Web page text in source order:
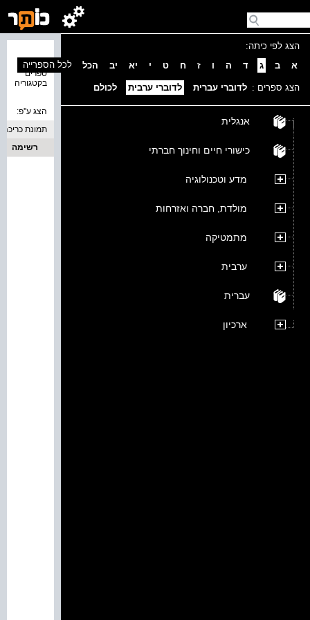
הצג לפי כיתה:
א
ב ג ד ה ו ז ח ט י יא יב הכל
הצג ספרים : לדוברי עברית לדוברי ערבית לכולם
אנגלית
כישורי חיים וחינוך חברתי
מדע וטכנולוגיה
מולדת, חברה ואזרחות
מתמטיקה
ערבית
עברית
ארכיון
ספרים
בקטגוריה
לכל הספרייה
הצג ע''פ:
תמונת כריכה
רשימה